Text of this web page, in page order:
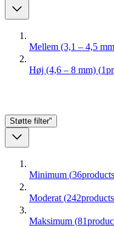
Mellem (3,1 – 4,5
Høj (4,6 – 8 mm) (1
Støtte filter"
Minimum (36
Moderat (242
Maksimum (81